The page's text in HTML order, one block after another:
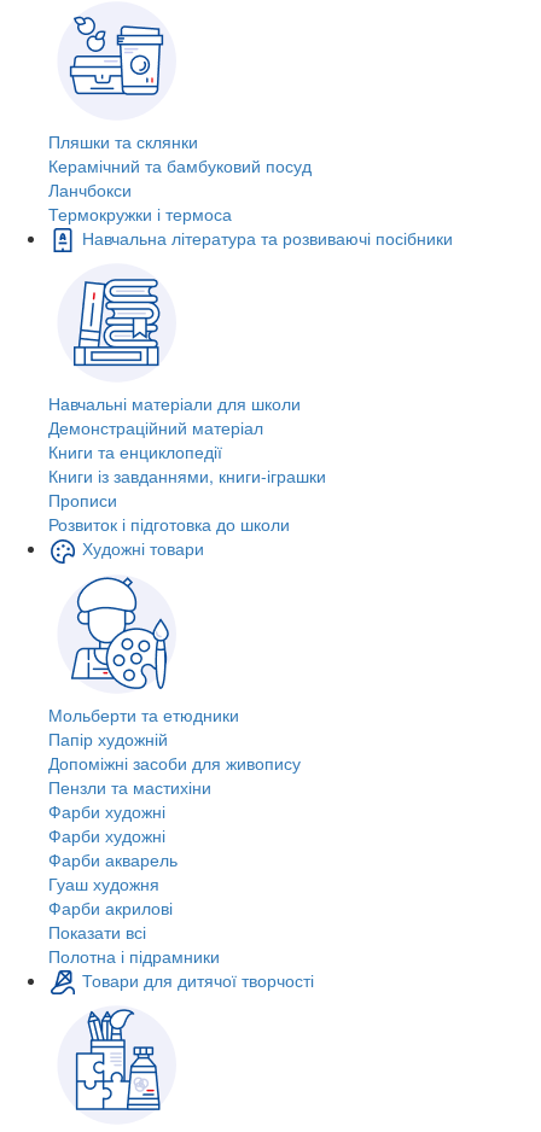
Пляшки та склянки
Керамічний та бамбуковий посуд
Ланчбокси
Термокружки і термоса
Навчальна література та розвиваючі посібники
Навчальні матеріали для школи
Демонстраційний матеріал
Книги та енциклопедії
Книги із завданнями, книги-іграшки
Прописи
Розвиток і підготовка до школи
Художні товари
Мольберти та етюдники
Папір художній
Допоміжні засоби для живопису
Пензли та мастихіни
Фарби художні
Фарби художні
Фарби акварель
Гуаш художня
Фарби акрилові
Показати всі
Полотна і підрамники
Товари для дитячої творчості